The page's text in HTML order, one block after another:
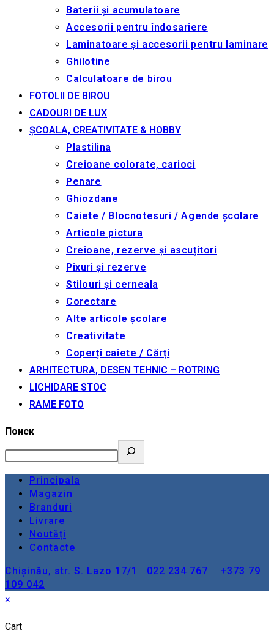
Baterii și acumulatoare
Accesorii pentru îndosariere
Laminatoare și accesorii pentru laminare
Ghilotine
Calculatoare de birou
FOTOLII DE BIROU
CADOURI DE LUX
ȘCOALA, CREATIVITATE & HOBBY
Plastilina
Creioane colorate, carioci
Penare
Ghiozdane
Caiete / Blocnotesuri / Agende școlare
Articole pictura
Creioane, rezerve și ascuțitori
Pixuri și rezerve
Stilouri și cerneala
Corectare
Alte articole școlare
Creativitate
Coperți caiete / Cărți
ARHITECTURA, DESEN TEHNIC – ROTRING
LICHIDARE STOC
RAME FOTO
Поиск
Principala
Magazin
Branduri
Livrare
Noutăți
Contacte
Chișinău, str. S. Lazo 17/1
022 234 767
+373 79
109 042
×
Cart